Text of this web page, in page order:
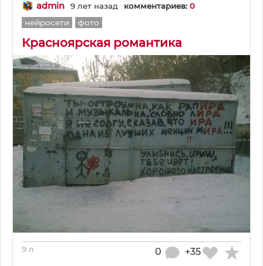
admin 9 лет назад комментариев: 0
нейросети
фото
Красноярская романтика
9 л +35
0